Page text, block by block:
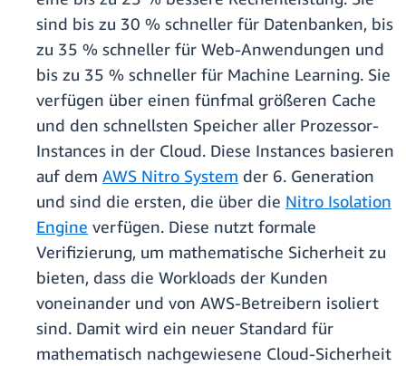
sind bis zu 30 % schneller für Datenbanken, bis
zu 35 % schneller für Web-Anwendungen und
bis zu 35 % schneller für Machine Learning. Sie
verfügen über einen fünfmal größeren Cache
und den schnellsten Speicher aller Prozessor-
Instances in der Cloud. Diese Instances basieren
auf dem AWS Nitro System der 6. Generation
und sind die ersten, die über die Nitro Isolation
Engine verfügen. Diese nutzt formale
Verifizierung, um mathematische Sicherheit zu
bieten, dass die Workloads der Kunden
voneinander und von AWS-Betreibern isoliert
sind. Damit wird ein neuer Standard für
mathematisch nachgewiesene Cloud-Sicherheit